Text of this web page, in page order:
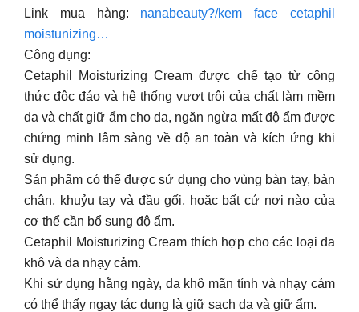
Link mua hàng: nanabeauty?/kem face cetaphil
moistunizing…
Công dụng:
Cetaphil Moisturizing Cream được chế tạo từ công
thức độc đáo và hệ thống vượt trội của chất làm mềm
da và chất giữ ẩm cho da, ngăn ngừa mất độ ẩm được
chứng minh lâm sàng về độ an toàn và kích ứng khi
sử dụng.
Sản phẩm có thể được sử dụng cho vùng bàn tay, bàn
chân, khuỷu tay và đầu gối, hoặc bất cứ nơi nào của
cơ thể cần bổ sung độ ẩm.
Cetaphil Moisturizing Cream thích hợp cho các loại da
khô và da nhạy cảm.
Khi sử dụng hằng ngày, da khô mãn tính và nhạy cảm
có thể thấy ngay tác dụng là giữ sạch da và giữ ẩm.